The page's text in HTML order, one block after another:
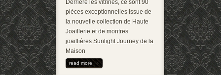
Derrière les vitrines, ce sont 90
pièces exceptionnelles issue de
la nouvelle collection de Haute
Joaillerie et de montres
joaillières Sunlight Journey de la
Maison
read more